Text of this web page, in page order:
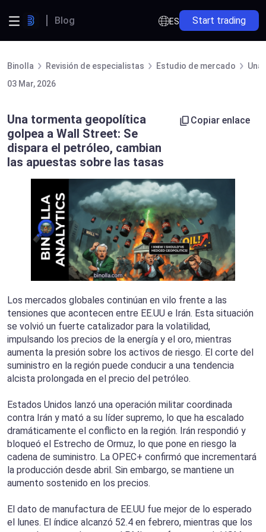
Blog ES Start trading
Binolla Revisión de especialistas Estudio de mercado
03 Mar, 2026
Una tormenta geopolítica
golpea a Wall Street: Se
dispara el petróleo, cambian
las apuestas sobre las tasas
Copiar enlace
Los mercados globales continúan en vilo frente a las
tensiones que acontecen entre EE.UU e Irán. Esta situación
se volvió un fuerte catalizador para la volatilidad,
impulsando los precios de la energía y el oro, mientras
aumenta la presión sobre los activos de riesgo. El corte del
suministro en la región puede conducir a una tendencia
alcista prolongada en el precio del petróleo.
Estados Unidos lanzó una operación militar coordinada
contra Irán y mató a su líder supremo, lo que ha escalado
dramáticamente el conflicto en la región. Irán respondió y
bloqueó el Estrecho de Ormuz, lo que pone en riesgo la
cadena de suministro. La OPEC+ confirmó que incrementará
la producción desde abril. Sin embargo, se mantiene un
aumento sostenido en los precios.
El dato de manufactura de EE.UU fue mejor de lo esperado
el lunes. El índice alcanzó 52.4 en febrero, mientras que los